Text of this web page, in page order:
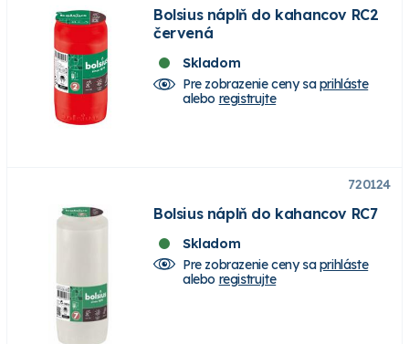
Bolsius náplň do kahancov RC2
červená
Skladom
Pre zobrazenie ceny saprihláste
alebo registrujte
720124
Bolsius náplň do kahancov RC7
Skladom
Pre zobrazenie ceny saprihláste
alebo registrujte